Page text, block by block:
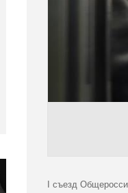
I съезд